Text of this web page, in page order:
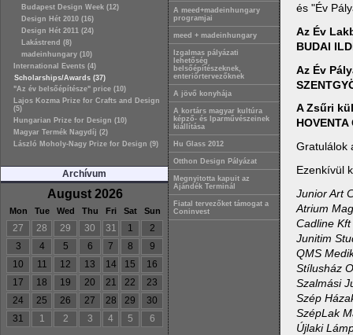
Budapest Design Week (12)
Design Hét 2010 (16)
Design Hét 2011 (24)
Lakástrend (8)
madeinhungary (10)
International Events (4)
Scholarships/Awards (37)
"Az év belsőépítésze" price (10)
Lajos Kozma Prize for Crafts and Design
(5)
Hungarian Prize for Design (10)
Magyar Termék Nagydíj (2)
László Moholy-Nagy Prize for Design (9)
Archívum
August 2026
Mon Tue Wed Thu Fri Sat Sun
27 28 29 30 31 1
2
3
4 5 6 7 8
9
10
11 12 13 14 15
16
17
18 19 20 21 22
23
24
25 26 27 28 29
30
31
1 2 3 4 5 6
A meed+madeinhungary
programjai
meed + madeinhungary
Izgalmas pályázati
lehetőség
belsőépítészeknek,
enteriőrtervezőknek
A jövő konyhája
A kortárs magyar kultúra
képző- és Iparművészeinek
kiállítása
Hu Glass 2012
Otthon Design Pályázat
Megnyitotta kapuit az
Ajándék Terminál
Fiatal tervezőket támogat a
Coninvest
és "Év
Az Év
BUDAI
Az Év
A Zsűri
Gratulálok
Ezenkívül
Junior Art
Atrium
Cadline
Junitim
QMS
Stílusház
Szalmási
Szép
SzépLak
Újlaki